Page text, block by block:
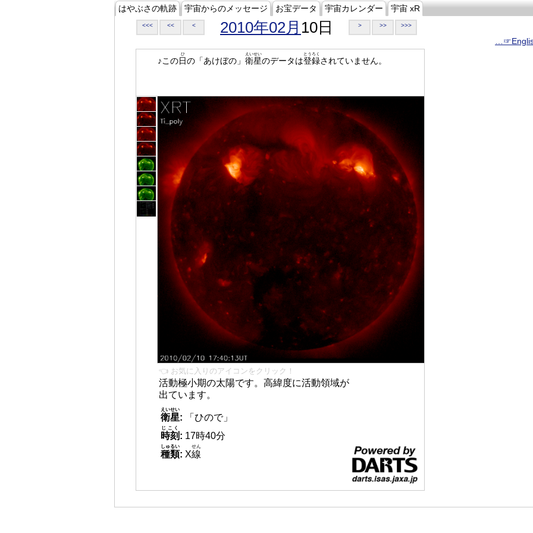
はやぶさの軌跡 宇宙からのメッセージ お宝データ 宇宙カレンダー 宇宙 xR
<<< << < 2010年02月 10日 > >> >>>
♪この日
ひ
の「あけぼの」 衛星
えいせい
のデータは登録
とうろく
されていません。
👈 お気に入りのアイコンをクリック！
活動極小期の太陽です。高緯度に活動領域が
出ています。
衛星
えいせい
:
「ひので」
時刻
じこく
: 17時40分
種類
しゅるい
: X線
せん